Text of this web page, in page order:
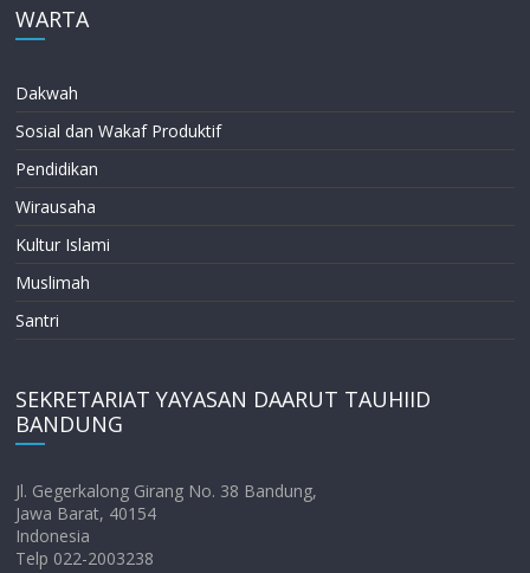
WARTA
Dakwah
Sosial dan Wakaf Produktif
Pendidikan
Wirausaha
Kultur Islami
Muslimah
Santri
SEKRETARIAT YAYASAN DAARUT TAUHIID
BANDUNG
Jl. Gegerkalong Girang No. 38 Bandung,
Jawa Barat, 40154
Indonesia
Telp 022-2003238